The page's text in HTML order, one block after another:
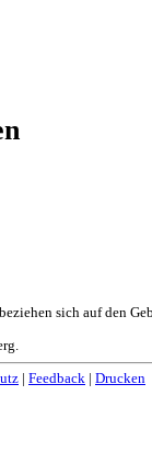
sich auf den
Feedback Drucken